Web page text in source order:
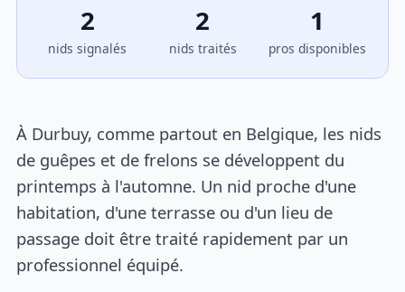
2
nids signalés
2
nids traités
1
pros disponibles
À Durbuy, comme partout en Belgique, les nids
de guêpes et de frelons se développent du
printemps à l'automne. Un nid proche d'une
habitation, d'une terrasse ou d'un lieu de
passage doit être traité rapidement par un
professionnel équipé.